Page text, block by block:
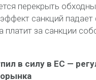
перекрыть
санкций
платит за санкции
в силу в ЕС —